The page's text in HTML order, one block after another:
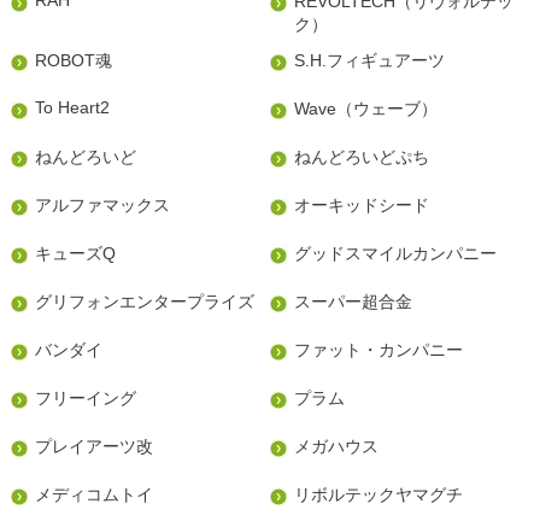
ク）
ROBOT魂
S.H.フィギュアーツ
To Heart2 Wave（ウェーブ）
ねんどろいど ねんどろいどぷち
アルファマックス オーキッドシード
キューズQ グッドスマイルカンパニー
グリフォンエンタープライズ スーパー超合金
バンダイ ファット・カンパニー
フリーイング プラム
プレイアーツ改 メガハウス
メディコムトイ リボルテックヤマグチ